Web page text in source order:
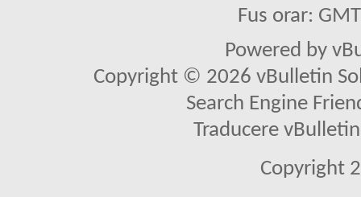
Fus orar:
Powered by
Copyright © 2026 vBulletin
Search Engine
Traducere
Copyright